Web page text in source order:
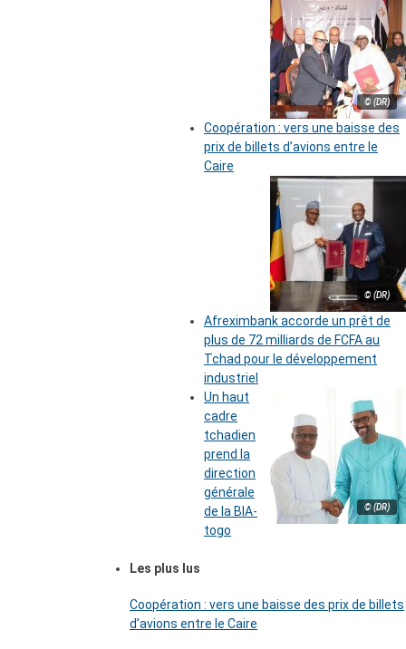
© (DR)
Coopération : vers une baisse des
prix de billets d’avions entre le
Caire
© (DR)
Afreximbank accorde un prêt de
plus de 72 milliards de FCFA au
Tchad pour le développement
industriel
© (DR)
Un haut
cadre
tchadien
prend la
direction
générale
de la BIA-
togo
Les plus lus
Coopération : vers une baisse des prix de billets
d’avions entre le Caire